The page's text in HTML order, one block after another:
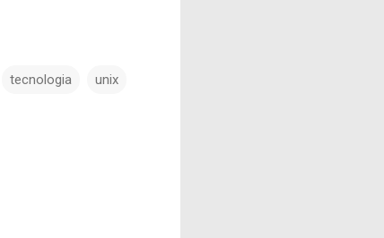
tecnologia unix